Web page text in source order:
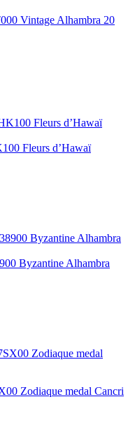
Vintage Alhambra 20
Fleurs d’Hawaï
Byzantine Alhambra
Zodiaque medal Cancri